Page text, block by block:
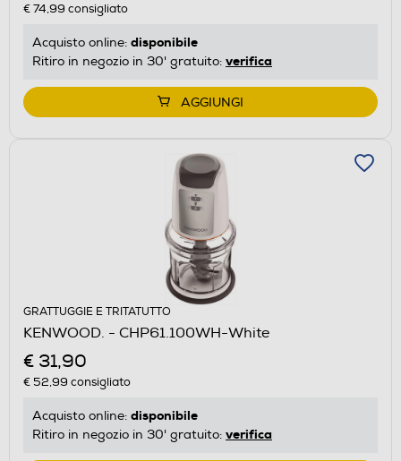
€ 74,99 consigliato
Acquisto online: disponibile
Ritiro in negozio in 30' gratuito: verifica
AGGIUNGI
GRATTUGGIE E TRITATUTTO
KENWOOD. - CHP61.100WH-White
€ 31,90
€ 52,99 consigliato
Acquisto online: disponibile
Ritiro in negozio in 30' gratuito: verifica